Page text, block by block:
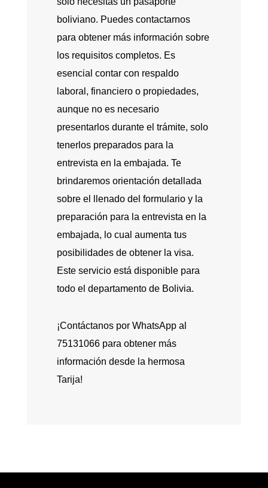
boliviano. Puedes contactarnos
para obtener más información sobre
los requisitos completos. Es
esencial contar con respaldo
laboral, financiero o propiedades,
aunque no es necesario
presentarlos durante el trámite, solo
tenerlos preparados para la
entrevista en la embajada. Te
brindaremos orientación detallada
sobre el llenado del formulario y la
preparación para la entrevista en la
embajada, lo cual aumenta tus
posibilidades de obtener la visa.
Este servicio está disponible para
todo el departamento de Bolivia.
¡Contáctanos por WhatsApp al
75131066 para obtener más
información desde la hermosa
Tarija!